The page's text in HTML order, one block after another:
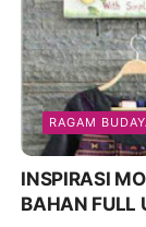
RAGAM
INSPIRASI
BAHAN FULL